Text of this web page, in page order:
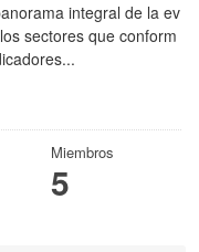
integral de la ev
sectores que conform
Miembros
5